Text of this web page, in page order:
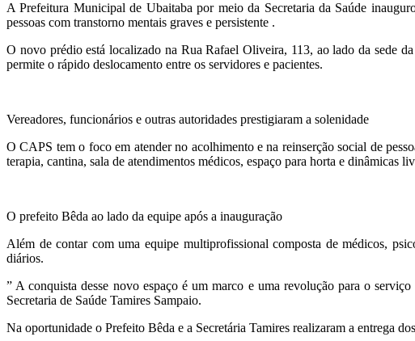
A Prefeitura Municipal de Ubaitaba por meio da Secretaria da Saúde
pessoas com transtorno mentais graves e persistente .
O novo prédio está localizado na Rua Rafael Oliveira, 113, ao lado da sede
permite o rápido deslocamento entre os servidores e pacientes.
Vereadores, funcionários e outras autoridades prestigiaram a solenidade
O CAPS tem o foco em atender no acolhimento e na reinserção social de
terapia, cantina, sala de atendimentos médicos, espaço para horta e dinâmicas
O prefeito Bêda ao lado da equipe após a inauguração
Além de contar com uma equipe multiprofissional composta de médicos,
diários.
” A conquista desse novo espaço é um marco e uma revolução para o
Secretaria de Saúde Tamires Sampaio.
Na oportunidade o Prefeito Bêda e a Secretária Tamires realizaram a entrega